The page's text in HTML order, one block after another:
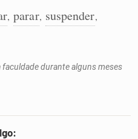
, parar, suspender,
durante alguns meses